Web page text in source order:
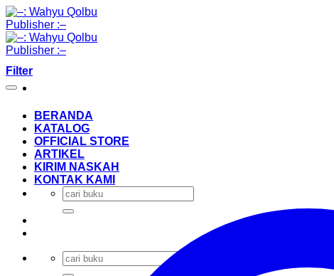
Skip
to
content
BERANDA
KATALOG
OFFICIAL STORE
ARTIKEL
KIRIM NASKAH
KONTAK KAMI
Search
for:
Search
for:
Filter